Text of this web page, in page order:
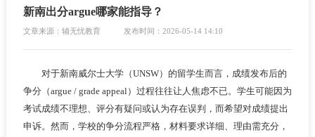
新南出分argue哪家能指导？
文章来源：辅无忧教育 发布时间：2026-05-14 14:10
对于新南威尔士大学（UNSW）的留学生而言，成绩发布后的
争分（argue / grade appeal）过程往往让人焦虑不已。学生可能因为
考试成绩不理想、评分有疑问或认为存在误判，而希望对成绩提出
申诉。然而，学校的争分流程严格，材料要求详细、理由需充分，